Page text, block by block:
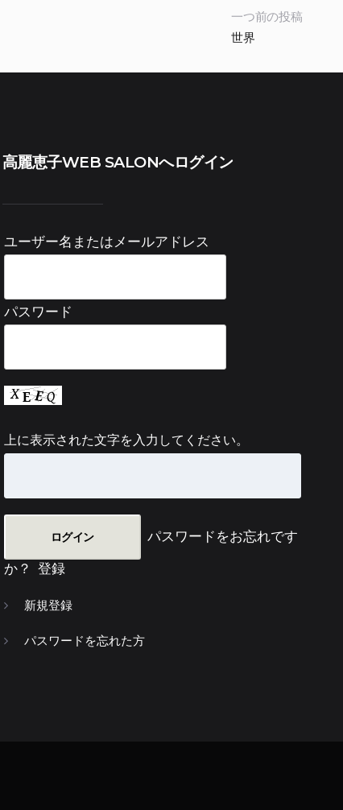
一つ前の投稿
世界
高麗恵子WEB SALONへログイン
ユーザー名またはメールアドレス
パスワード
上に表示された文字を入力してください。
パスワードをお忘れです
か？ 登録
新規登録
パスワードを忘れた方